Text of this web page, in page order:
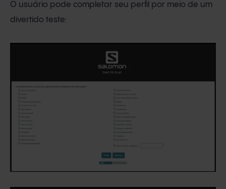
O usuário pode completar seu perfil por meio de um
divertido teste: